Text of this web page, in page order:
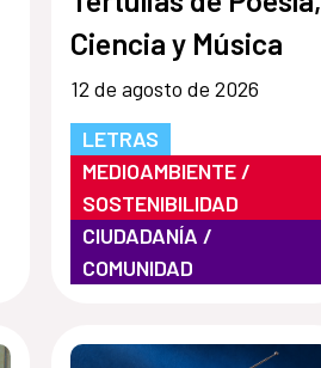
Ciencia y Música
12 de agosto de 2026
LETRAS
MEDIOAMBIENTE /
SOSTENIBILIDAD
CIUDADANÍA /
COMUNIDAD